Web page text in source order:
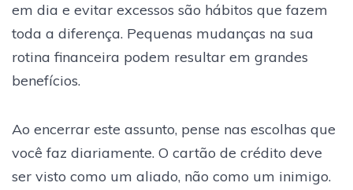
em dia e evitar excessos são hábitos que fazem
toda a diferença. Pequenas mudanças na sua
rotina financeira podem resultar em grandes
benefícios.
Ao encerrar este assunto, pense nas escolhas que
você faz diariamente. O cartão de crédito deve
ser visto como um aliado, não como um inimigo.